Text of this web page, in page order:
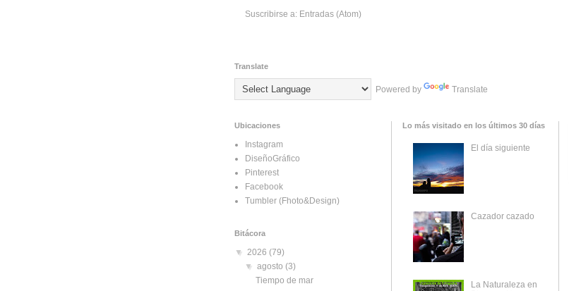
Suscribirse a: Entradas (Atom)
Translate
Powered by Translate
Ubicaciones
Instagram
DiseñoGráfico
Pinterest
Facebook
Tumbler (Fhoto&Design)
Bitácora
▼ 2026 (79)
▼agosto(3)
Tiempo de mar
Lo más visitado en los últimos 30 días
El día siguiente
Cazador cazado
La Naturaleza en